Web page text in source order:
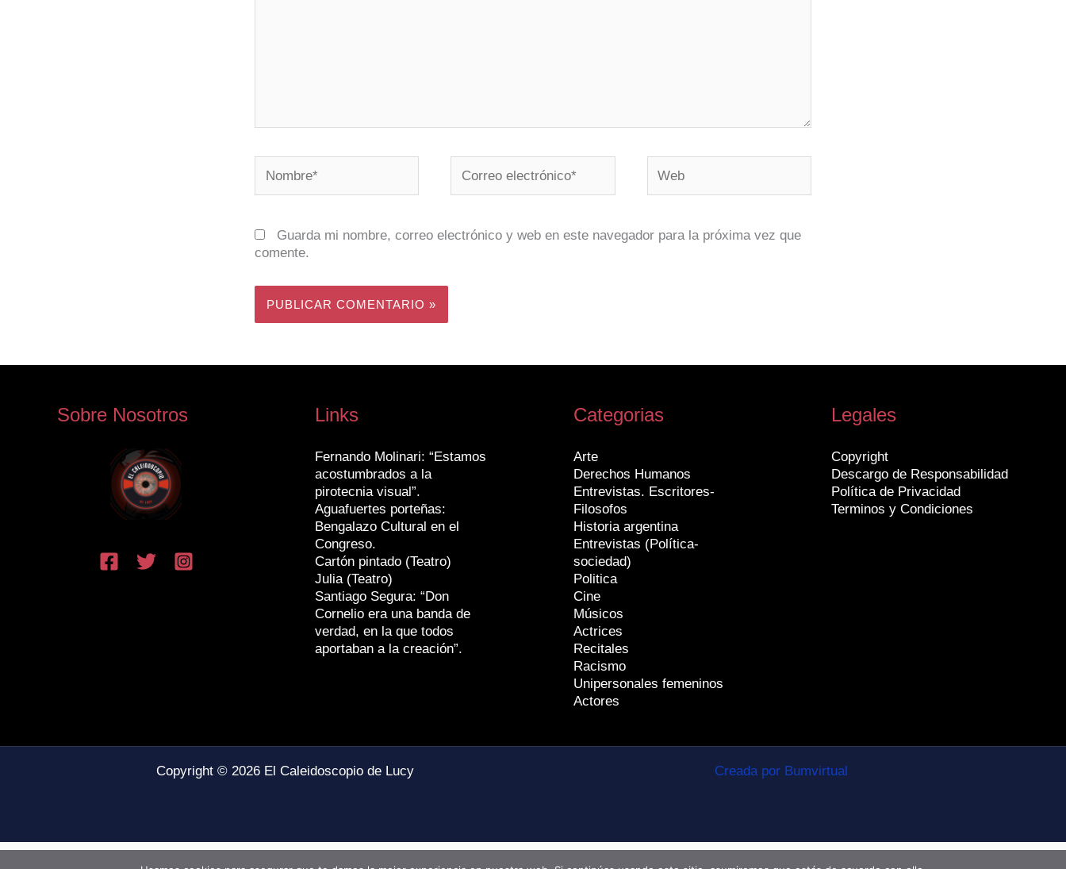
electrónico*
Guarda mi nombre, correo electrónico y web en este navegador para la próxima vez que
comente.
Sobre Nosotros Links
Fernando Molinari: “Estamos
acostumbrados a la
pirotecnia visual”.
Aguafuertes porteñas:
Bengalazo Cultural en el
Congreso.
Cartón pintado (Teatro)
Julia (Teatro)
Santiago Segura: “Don
Cornelio era una banda de
verdad, en la que todos
aportaban a la creación”.
Categorias
Arte
Derechos Humanos
Entrevistas. Escritores-
Filosofos
Historia argentina
Entrevistas (Política-
sociedad)
Politica
Cine
Músicos
Actrices
Recitales
Racismo
Unipersonales femeninos
Actores
Legales
Copyright
Descargo de Responsabilidad
Política de Privacidad
Terminos y Condiciones
Copyright © 2026 El Caleidoscopio de Lucy Creada por Bumvirtual